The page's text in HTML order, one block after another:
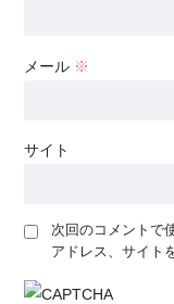
メール ※
サイト
次回のコメントで
アドレス、サイト